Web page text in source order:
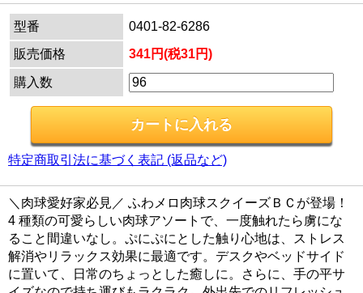
型番
0401-82-6286
販売価格
341円(税31円)
購入数
特定商取引法に基づく表記 (返品など)
＼肉球愛好家必見／ ふわメロ肉球スクイーズＢＣが登場！
4 種類の可愛らしい肉球アソートで、一度触れたら虜にな
ること間違いなし。ぷにぷにとした触り心地は、ストレス
解消やリラックス効果に最適です。デスクやベッドサイド
に置いて、日常のちょっとした癒しに。さらに、手の平サ